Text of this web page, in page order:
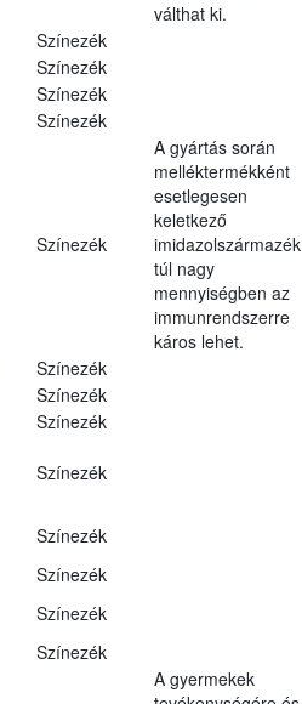
válthat ki.
Színezék
Színezék
Színezék
Színezék
Színezék
A gyártás során
melléktermékként
esetlegesen
keletkező
imidazolszármazék
túl nagy
mennyiségben az
immunrendszerre
káros lehet.
Színezék
Színezék
Színezék
Színezék
Színezék
Színezék
Színezék
Színezék
A gyermekek